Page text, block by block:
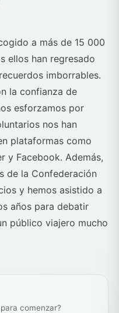
a más de 15 000
ellos han regresado
imborrables.
la confianza de
esforzamos por
nos han
plataformas como
y Facebook. Además,
de la Confederación
y hemos asistido a
años para debatir
público viajero mucho
comenzar?